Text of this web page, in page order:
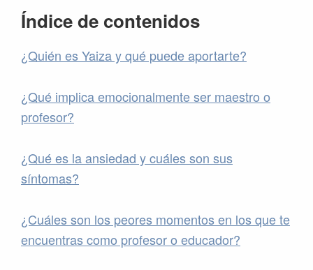
Índice de contenidos
¿Quién es Yaiza y qué puede aportarte?
¿Qué implica emocionalmente ser maestro o
profesor?
¿Qué es la ansiedad y cuáles son sus
síntomas?
¿Cuáles son los peores momentos en los que te
encuentras como profesor o educador?